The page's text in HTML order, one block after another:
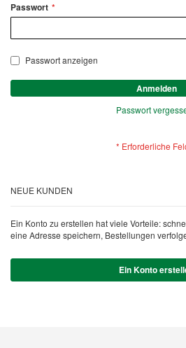
Passwort
Passwort anzeigen
Anmelden
Passwort
NEUE KUNDEN
Ein Konto zu erstellen hat viele Vorteile:
eine Adresse speichern, Bestellungen
Ein Konto